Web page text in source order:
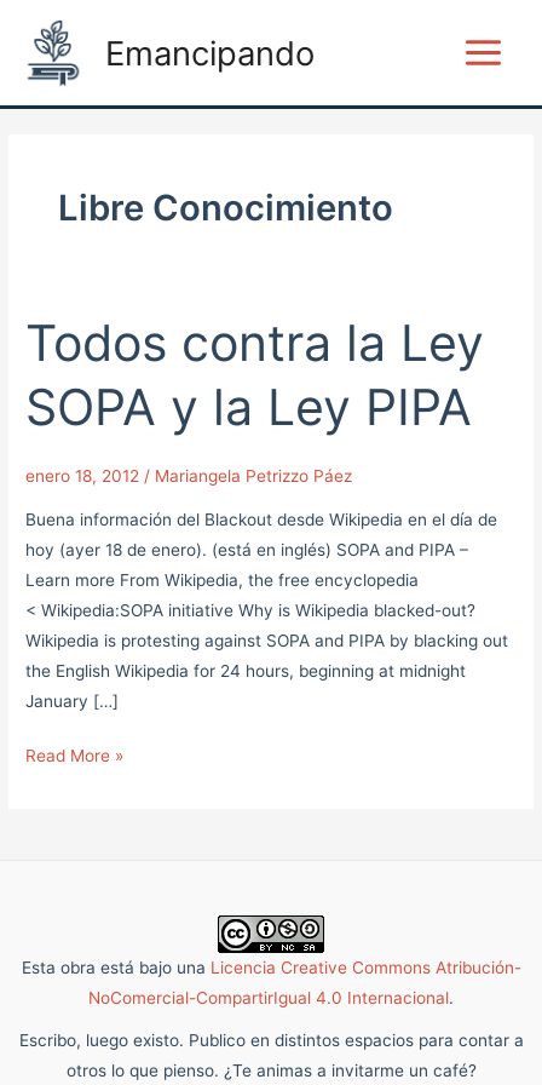
contenido
Emancipando
Menu
Libre Conocimiento
Todos contra la Ley
SOPA y la Ley PIPA
enero 18, 2012 / Mariangela Petrizzo Páez
Buena información del Blackout desde Wikipedia en el día de
hoy (ayer 18 de enero). (está en inglés) SOPA and PIPA –
Learn more From Wikipedia, the free encyclopedia
< Wikipedia:SOPA initiative Why is Wikipedia blacked-out?
Wikipedia is protesting against SOPA and PIPA by blacking out
the English Wikipedia for 24 hours, beginning at midnight
January […]
Todos
contra
la
Ley
y
Read More »
Esta obra está bajo una Licencia Creative Commons Atribución-
NoComercial-CompartirIgual 4.0 Internacional.
Escribo, luego existo. Publico en distintos espacios para contar a
otros lo que pienso. ¿Te animas a invitarme un café?